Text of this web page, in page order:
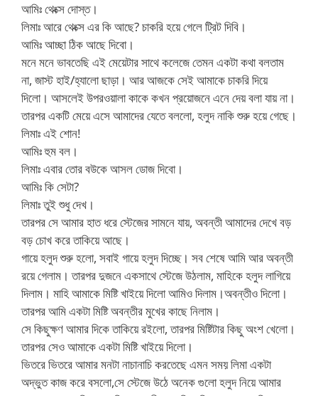
আমিঃ থেংক্স দোস্ত।
লিমাঃ আরে থেংক্স এর কি আছে? চাকরি হয়ে গেলে ট্রিট দিবি।
আমিঃ আচ্ছা ঠিক আছে দিবো।
মনে মনে ভাবতেছি এই মেয়েটার সাথে কলেজে তেমন একটা কথা বলতাম
না, জাস্ট হাই/হ্যালো ছাড়া। আর আজকে সেই আমাকে চাকরি দিয়ে
দিলো। আসলেই উপরওয়ালা কাকে কখন প্রয়োজনে এনে দেয় বলা যায় না।
তারপর একটি মেয়ে এসে আমাদের যেতে বললো, হলুদ নাকি শুরু হয়ে গেছে।
লিমাঃ এই শোন!
আমিঃ হুম বল।
লিমাঃ এবার তোর বউকে আসল ডোজ দিবো।
আমিঃ কি সেটা?
লিমাঃ তুই শুধু দেখ।
তারপর সে আমার হাত ধরে স্টেজের সামনে যায়, অবন্তী আমাদের দেখে বড়
বড় চোখ করে তাকিয়ে আছে।
গায়ে হলুদ শুরু হলো, সবাই গায়ে হলুদ দিচ্ছে। সব শেষে আমি আর অবন্তী
রয়ে গেলাম। তারপর দুজনে একসাথে স্টেজে উঠলাম, মাহিকে হলুদ লাগিয়ে
দিলাম। মাহি আমাকে মিষ্টি খাইয়ে দিলো আমিও দিলাম।অবন্তীও দিলো।
তারপর আমি একটা মিষ্টি অবন্তীর মুখের কাছে নিলাম।
সে কিছুক্ষণ আমার দিকে তাকিয়ে রইলো, তারপর মিষ্টিটার কিছু অংশ খেলো।
তারপর সেও আমাকে একটা মিষ্টি খাইয়ে দিলো।
ভিতরে ভিতরে আমার মনটা নাচানাচি করতেছে এমন সময় লিমা একটা
অদ্ভুত কাজ করে বসলো,সে স্টেজে উঠে অনেক গুলো হলুদ নিয়ে আমার